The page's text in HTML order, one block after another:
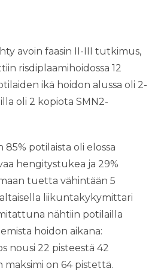
avoin faasin II-III tutkimus,
risdiplaamihoidossa 12
ikä hoidon alussa oli 2-
oli 2 kopiota SMN2-
potilaista oli elossa
hengitystukea ja 29%
tuetta vähintään 5
liikuntakykymittari
nähtiin potilailla
hoidon aikana:
nousi 22 pisteestä 42
maksimi on 64 pistettä.